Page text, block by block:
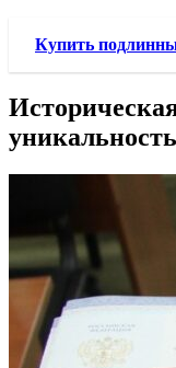
Купить
уникальность